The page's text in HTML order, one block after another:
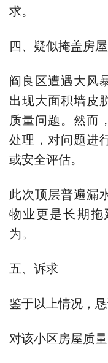
求。
四、疑似掩盖房
阎良区遭遇大风
出现大面积墙皮
质量问题。然而
处理，对问题进
或安全评估。
此次顶层普遍漏
物业更是长期
为。
五、诉求
鉴于以上情况，
对该小区房屋质